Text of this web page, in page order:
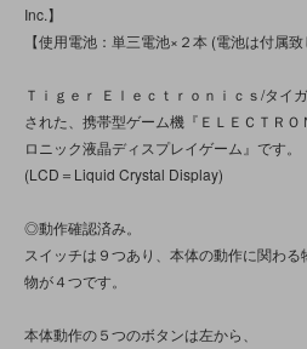
Inc.】
【使用電池：単三電池×２本 (電池は付属致
Ｔｉｇｅｒ Ｅｌｅｃｔｒｏｎｉｃｓ/タイ
された、携帯型ゲーム機『ＥＬＥＣＴＲＯ
ロニック液晶ディスプレイゲーム』です。
(LCD＝Liquid Crystal Display)
◎動作確認済み。
スイッチは９つあり、本体の動作に関わ
物が４つです。
本体動作の５つのボタンは左から、